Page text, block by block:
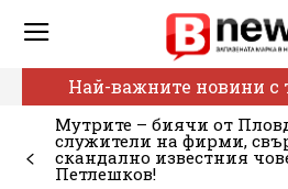
Най-важните новини с
Мутрите – биячи от
служители на фирми,
скандално известния
Петлешков!